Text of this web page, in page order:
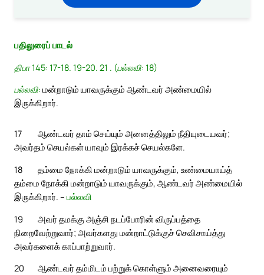
பதிலுரைப் பாடல்
திபா 145: 17-18. 19-20. 21 . (பல்லவி: 18)
பல்லவி: மன்றாடும் யாவருக்கும் ஆண்டவர் அண்மையில்
இருக்கிறார்.
17
ஆண்டவர் தாம் செய்யும் அனைத்திலும் நீதியுடையவர்;
அவர்தம் செயல்கள் யாவும் இரக்கச் செயல்களே.
18
தம்மை நோக்கி மன்றாடும் யாவருக்கும், உண்மையாய்த்
தம்மை நோக்கி மன்றாடும் யாவருக்கும், ஆண்டவர் அண்மையில்
இருக்கிறார். – பல்லவி
19
அவர் தமக்கு அஞ்சி நடப்போரின் விருப்பத்தை
நிறைவேற்றுவார்; அவர்களது மன்றாட்டுக்குச் செவிசாய்த்து
அவர்களைக் காப்பாற்றுவார்.
20
ஆண்டவர் தம்மிடம் பற்றுக் கொள்ளும் அனைவரையும்